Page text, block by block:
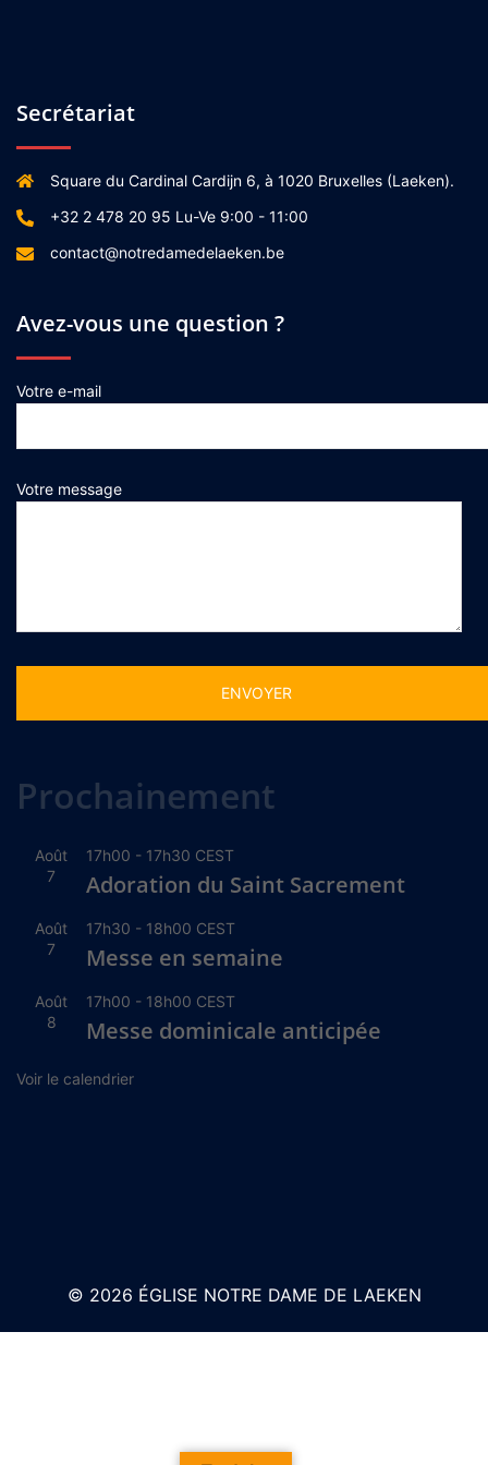
Secrétariat
Square du Cardinal Cardijn 6, à 1020 Bruxelles (Laeken).
+32 2 478 20 95 Lu-Ve 9:00 - 11:00
contact@notredamedelaeken.be
Avez-vous une question ?
Votre e-mail
Votre message
Prochainement
Août
7
17h00 - 17h30 CEST
Adoration du Saint Sacrement
Août
7
17h30 - 18h00 CEST
Messe en semaine
Août
8
17h00 - 18h00 CEST
Messe dominicale anticipée
Voir le calendrier
© 2026 ÉGLISE NOTRE DAME DE LAEKEN